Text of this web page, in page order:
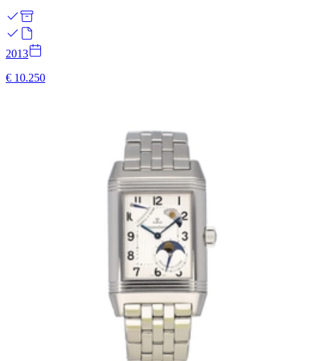
2013
€ 10.250